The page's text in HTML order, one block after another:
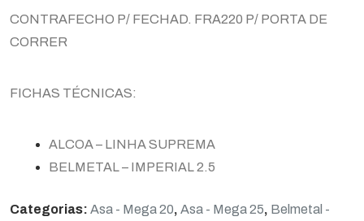
CONTRAFECHO P/ FECHAD. FRA220 P/ PORTA DE
CORRER
FICHAS TÉCNICAS:
ALCOA – LINHA SUPREMA
BELMETAL – IMPERIAL 2.5
Categorias: Asa - Mega 20, Asa - Mega 25, Belmetal -